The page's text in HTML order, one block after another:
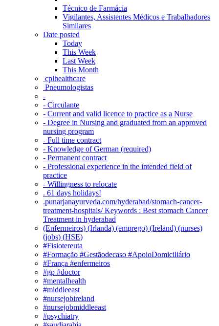
Técnico de Farmácia
Vigilantes, Assistentes Médicos e Trabalhadores
Similares
Date posted
Today
This Week
Last Week
This Month
‎ cplhealthcare‬
Pneumologistas
-
- Circulante
- Current and valid licence to practice as a Nurse
- Degree in Nursing and graduated from an approved
nursing program
- Full time contract
- Knowledge of German (required)
- Permanent contract
- Professional experience in the intended field of
practice
- Willingness to relocate
. 61 days holidays!
.punarjanayurveda.com/hyderabad/stomach-cancer-
treatment-hospitals/ Keywords : Best stomach Cancer
Treatment in hyderabad
(Enfermeiros) (Irlanda) (emprego) (Ireland) (nurses)
(jobs) (HSE)
#Fisiotereuta
#Formação #Gestãodecaso #ApoioDomiciliário
#França #enfermeiros
#gp #doctor
#mentalhealth
#middleeast
#nursejobireland
#nursejobmiddleeast
#psychiatry